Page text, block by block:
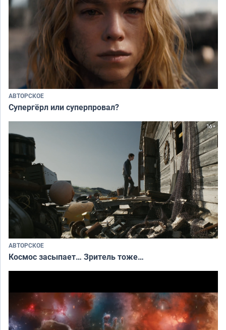
АВТОРСКОЕ
Супергёрл или суперпровал?
АВТОРСКОЕ
Космос засыпает… Зритель тоже…